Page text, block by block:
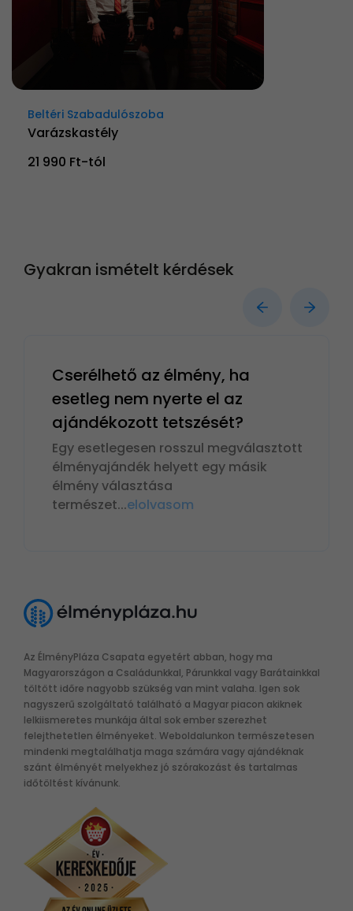
Beltéri Szabadulószoba
Varázskastély
21 990 Ft-tól
Gyakran ismételt kérdések
Cserélhető az élmény, ha
esetleg nem nyerte el az
ajándékozott tetszését?
Egy esetlegesen rosszul megválasztott
élményajándék helyett egy másik
élmény választása
természet...elolvasom
Az ÉlményPláza Csapata egyetért abban, hogy ma
Magyarországon a Családunkkal, Párunkkal vagy Barátainkkal
töltött időre nagyobb szükség van mint valaha. Igen sok
nagyszerű szolgáltató található a Magyar piacon akiknek
lelkiismeretes munkája által sok ember szerezhet
felejthetetlen élményeket. Weboldalunkon természetesen
mindenki megtalálhatja maga számára vagy ajándéknak
szánt élményét melyekhez jó szórakozást és tartalmas
időtöltést kívánunk.